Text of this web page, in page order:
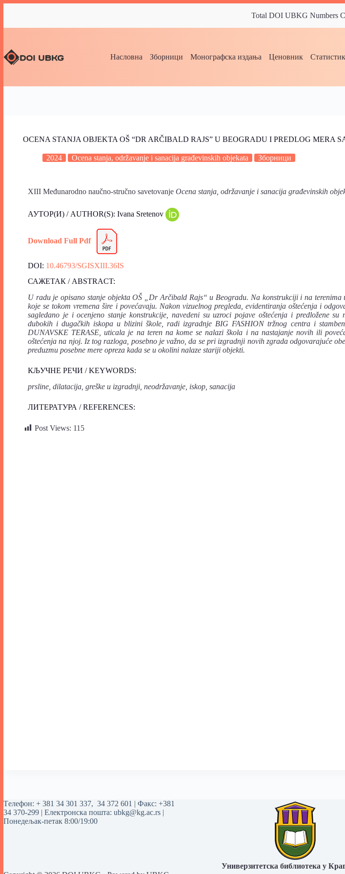
Total DOI UBKG Numbers
Насловна Зборници Монографска издања Ценовник
OCENA STANJA OBJEKTA OŠ “DR ARČIBALD RAJS” U BEOGRADU I PREDLOG MERA
2024 Ocena stanja, održavanje i sanacija građevinskih objekata Зборници
XIII Međunarodno naučno-stručno savetovanje Ocena stanja, održavanje i sanacija građevinskih
АУТОР(И) / AUTHOR(S): Ivana Sretenov
Download Full Pdf
DOI: 10.46793/SGISXIII.36IS
САЖЕТАК / ABSTRACT:
U radu je opisano stanje objekta OŠ „Dr Arčibald Rajs“ u Beogradu. Na konstrukciji i na terenima
koje se tokom vremena šire i povećavaju. Nakon vizuelnog pregleda, evidentiranja oštećenja i
sagledano je i ocenjeno stanje konstrukcije, navedeni su uzroci pojave oštećenja i predložene su
dubokih i dugačkih iskopa u blizini škole, radi izgradnje BIG FASHION tržnog centra i
DUNAVSKE TERASE, uticala je na teren na kome se nalazi škola i na nastajanje novih ili
oštećenja na njoj. Iz tog razloga, posebno je važno, da se pri izgradnji novih zgrada odgovarajuće
preduzmu posebne mere opreza kada se u okolini nalaze stariji objekti.
КЉУЧНЕ РЕЧИ / KEYWORDS:
prsline, dilatacija, greške u izgradnji, neodržavanje, iskop, sanacija
ЛИТЕРАТУРА / REFERENCES:
Post Views: 115
Tелефон: + 381 34 301 337, 34 372 601 | Факс: +381
34 370-299 | Електронска пошта: ubkg@kg.ac.rs |
Понедељак-петак 8:00/19:00
Универзитетска библиотека у